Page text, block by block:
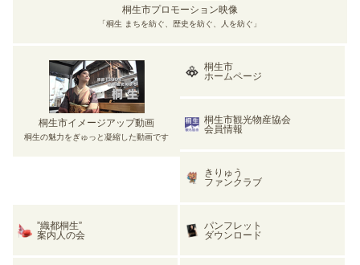
桐生市プロモーション映像
「桐生 まちを紡ぐ、歴史を紡ぐ、人を紡ぐ」
桐生市イメージアップ動画
桐生の魅力をぎゅっと凝縮した動画です
桐生市
ホームページ
桐生市観光物産協会
会員情報
きりゅう
ファンクラブ
”織都桐生”
案内人の会
パンフレット
ダウンロード